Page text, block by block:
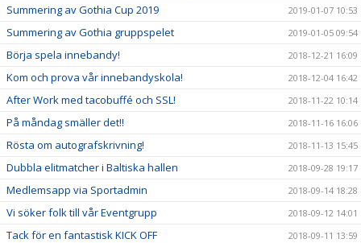
Summering av Gothia Cup 2019 2019-01-07 10:53
Summering av Gothia gruppspelet 2019-01-05 09:54
Börja spela innebandy! 2018-12-21 16:09
Kom och prova vår innebandyskola! 2018-12-04 16:42
After Work med tacobuffé och SSL! 2018-11-22 10:14
På måndag smäller det!! 2018-11-16 16:06
Rösta om autografskrivning! 2018-11-13 15:45
Dubbla elitmatcher i Baltiska hallen 2018-09-28 19:17
Medlemsapp via Sportadmin 2018-09-14 18:28
Vi söker folk till vår Eventgrupp 2018-09-12 14:01
Tack för en fantastisk KICK OFF 2018-09-11 13:59